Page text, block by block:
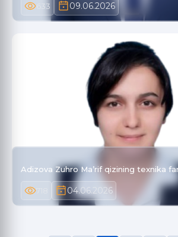
633 09.06.2026
Adizova Zuhro Ma’rif qizining texnika
04.06.2026